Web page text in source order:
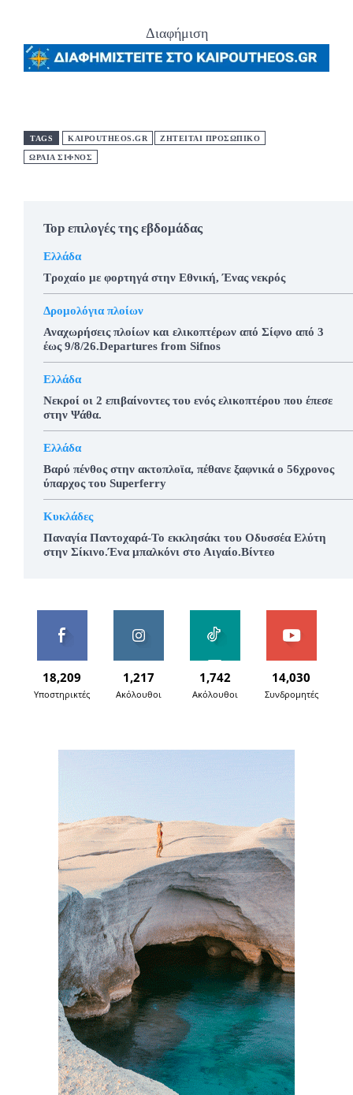
Διαφήμιση
TAGS KAIPOUTHEOS.GR ΖΗΤΕΊΤΑΙ ΠΡΟΣΩΠΙΚΌ
ΩΡΑΙΑ ΣΙΦΝΟΣ
Top επιλογές της εβδομάδας
Ελλάδα
Τροχαίο με φορτηγά στην Εθνική, Ένας νεκρός
Δρομολόγια πλοίων
Αναχωρήσεις πλοίων και ελικοπτέρων από Σίφνο από 3
έως 9/8/26.Departures from Sifnos
Ελλάδα
Νεκροί οι 2 επιβαίνοντες του ενός ελικοπτέρου που έπεσε
στην Ψάθα.
Ελλάδα
Βαρύ πένθος στην ακτοπλοϊα, πέθανε ξαφνικά ο 56χρονος
ύπαρχος του Superferry
Κυκλάδες
Παναγία Παντοχαρά-Το εκκλησάκι του Οδυσσέα Ελύτη
στην Σίκινο.Ένα μπαλκόνι στο Αιγαίο.Βίντεο
18,209
Υποστηρικτές
1,217
Ακόλουθοι
1,742
Ακόλουθοι
14,030
Συνδρομητές